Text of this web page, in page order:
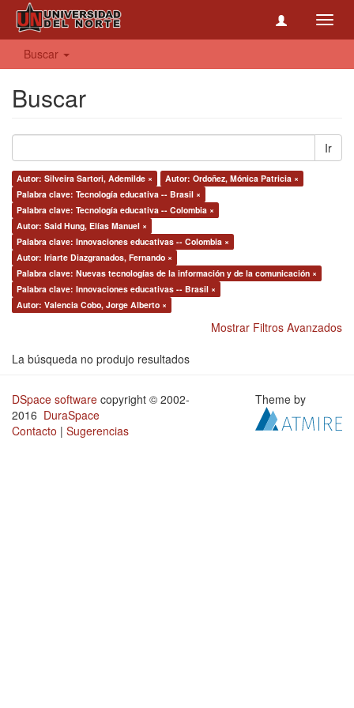
Buscar
Buscar
Ir
Autor: Silveira Sartori, Ademilde ×
Autor: Ordoñez, Mónica Patricia ×
Palabra clave: Tecnología educativa -- Brasil ×
Palabra clave: Tecnología educativa -- Colombia ×
Autor: Said Hung, Elías Manuel ×
Palabra clave: Innovaciones educativas -- Colombia ×
Autor: Iriarte Diazgranados, Fernando ×
Palabra clave: Nuevas tecnologías de la información y de la comunicación ×
Palabra clave: Innovaciones educativas -- Brasil ×
Autor: Valencia Cobo, Jorge Alberto ×
Mostrar Filtros Avanzados
La búsqueda no produjo resultados
DSpace software copyright © 2002-
2016 DuraSpace
Contacto | Sugerencias
Theme by